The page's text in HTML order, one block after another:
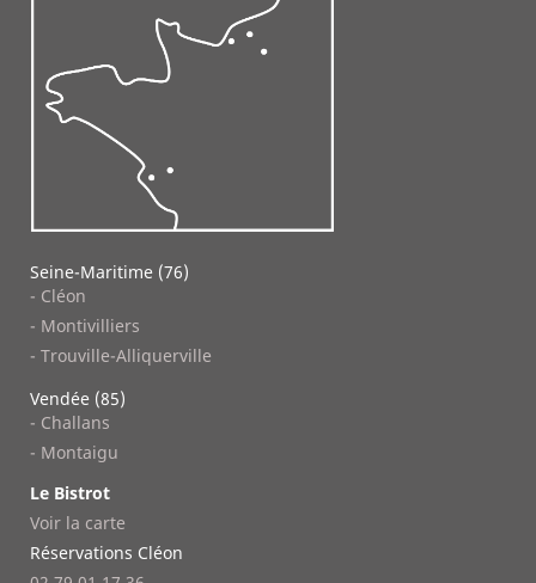
Seine-Maritime (76)
- Cléon
- Montivilliers
- Trouville-Alliquerville
Vendée (85)
- Challans
- Montaigu
Le Bistrot
Voir la carte
Réservations Cléon